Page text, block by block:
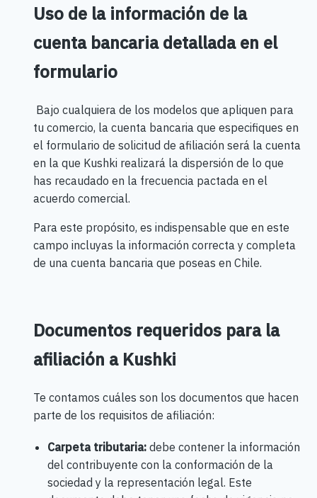
Uso de la información de la
cuenta bancaria detallada en el
formulario
Bajo cualquiera de los modelos que apliquen para
tu comercio, la cuenta bancaria que especifiques en
el formulario de solicitud de afiliación será la cuenta
en la que Kushki realizará la dispersión de lo que
has recaudado en la frecuencia pactada en el
acuerdo comercial.
Para este propósito, es indispensable que en este
campo incluyas la información correcta y completa
de una cuenta bancaria que poseas en Chile.
Documentos requeridos para la
afiliación a Kushki
Te contamos cuáles son los documentos que hacen
parte de los requisitos de afiliación:
Carpeta tributaria:debe contener la información
del contribuyente con la conformación de la
sociedad y la representación legal. Este